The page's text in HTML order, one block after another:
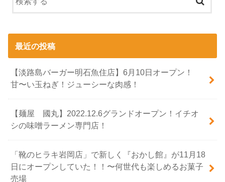
最近の投稿
【淡路島バーガー明石魚住店】6月10日オープン！
甘〜い玉ねぎ！ジューシーな肉感！
【麺屋 國丸】2022.12.6グランドオープン！イチオ
シの味噌ラーメン専門店！
「靴のヒラキ岩岡店」で新しく『おかし館』が11月18
日にオープンしていた！！〜何世代も楽しめるお菓子
売場